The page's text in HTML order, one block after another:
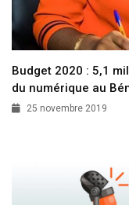
Budget 2020 : 5,1
du numérique au
25 novembre 2019